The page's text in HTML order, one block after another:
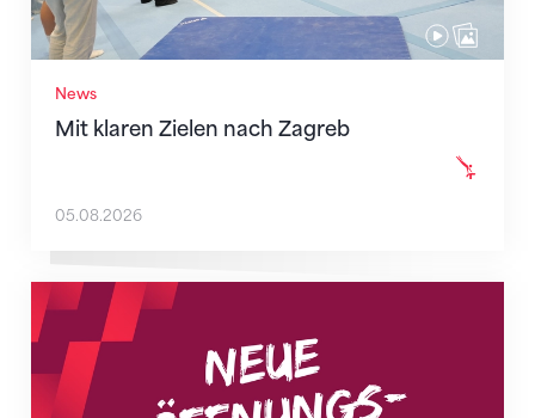
News
Mit klaren Zielen nach Zagreb
05.08.2026
Neue Empfangszeiten ab 1. August 2026